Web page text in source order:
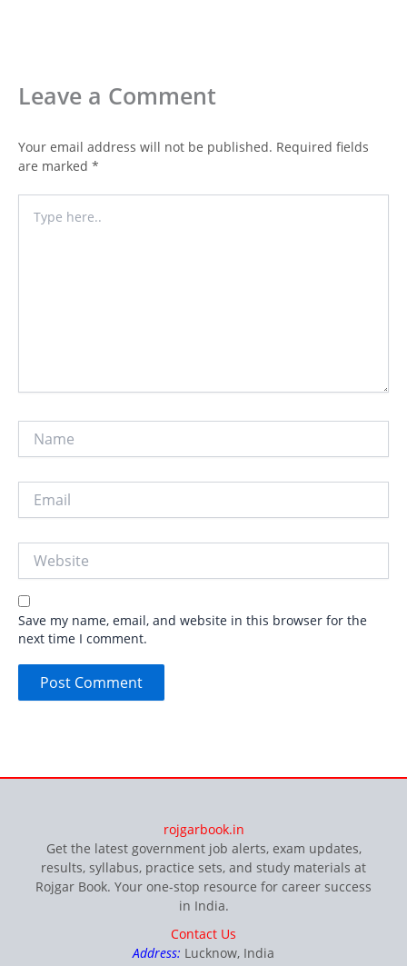
Leave a Comment
Your email address will not be published. Required fields
are marked *
here..
Website
Save my name, email, and website in this browser for the
next time I comment.
rojgarbook.in
Get the latest government job alerts, exam updates,
results, syllabus, practice sets, and study materials at
Rojgar Book. Your one-stop resource for career success
in India.
Contact Us
Address: Lucknow, India